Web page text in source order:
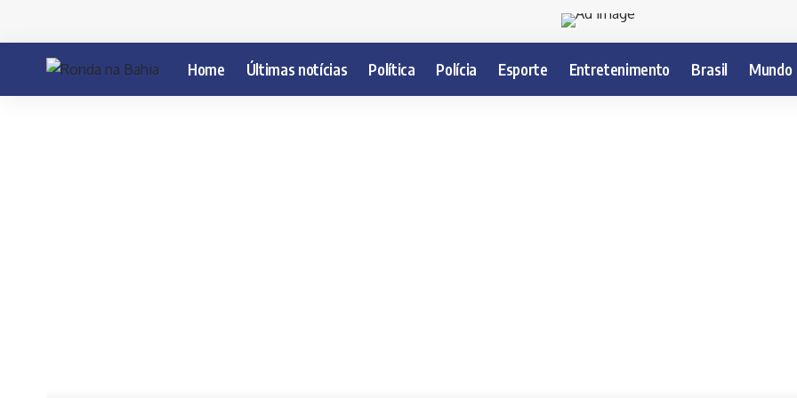
Home Últimas notícias Política Polícia Esporte Entretenimento Brasil Mundo